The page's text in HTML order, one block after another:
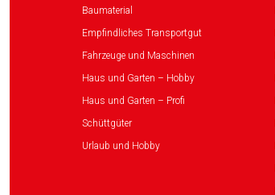
Baumaterial
Empfindliches Transportgut
Fahrzeuge und Maschinen
Haus und Garten – Hobby
Haus und Garten – Profi
Schüttgüter
Urlaub und Hobby